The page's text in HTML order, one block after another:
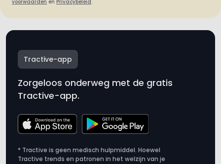
voorwaarden en Privacybeleid.
Tractive-app
Zorgeloos onderweg met de gratis
Tractive-app.
* Tractive is geen medisch hulpmiddel. Hoewel
Tractive trends en patronen in het welzijn van je